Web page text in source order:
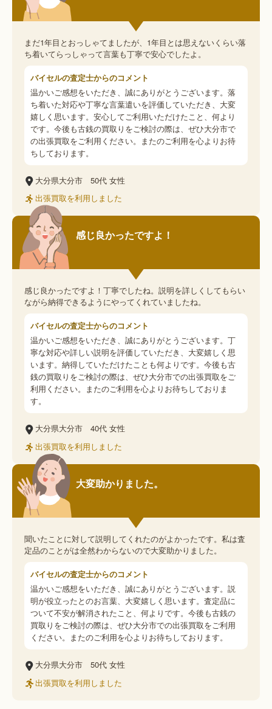
まだ1年目とおっしゃてましたが、1年目とは思えないくらい落
ち着いてらっしゃって言葉も丁寧で安心でしたよ。
バイセルの査定士からのコメント
温かいご感想をいただき、誠にありがとうございます。落
ち着いた対応や丁寧な言葉遣いを評価していただき、大変
嬉しく思います。安心してご利用いただけたこと、何より
です。今後も古銭の買取りをご検討の際は、ぜひ大分市で
の出張買取をご利用ください。またのご利用を心よりお待
ちしております。
大分県大分市 50代 女性
出張買取を利用しました
感じ良かったですよ！
感じ良かったですよ！丁寧でしたね。説明を詳しくしてもらい
ながら納得できるようにやってくれていましたね。
バイセルの査定士からのコメント
温かいご感想をいただき、誠にありがとうございます。丁
寧な対応や詳しい説明を評価していただき、大変嬉しく思
います。納得していただけたことも何よりです。今後も古
銭の買取りをご検討の際は、ぜひ大分市での出張買取をご
利用ください。またのご利用を心よりお待ちしておりま
す。
大分県大分市 40代 女性
出張買取を利用しました
大変助かりました。
聞いたことに対して説明してくれたのがよかったです。私は査
定品のことがは全然わからないので大変助かりました。
バイセルの査定士からのコメント
温かいご感想をいただき、誠にありがとうございます。説
明が役立ったとのお言葉、大変嬉しく思います。査定品に
ついて不安が解消されたこと、何よりです。今後も古銭の
買取りをご検討の際は、ぜひ大分市での出張買取をご利用
ください。またのご利用を心よりお待ちしております。
大分県大分市 50代 女性
出張買取を利用しました